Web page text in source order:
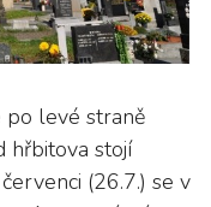
po levé straně
hřbitova stojí
(26.7.) se v